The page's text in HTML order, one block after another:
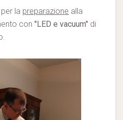
la preparazione alla
con "LED e vacuum" di